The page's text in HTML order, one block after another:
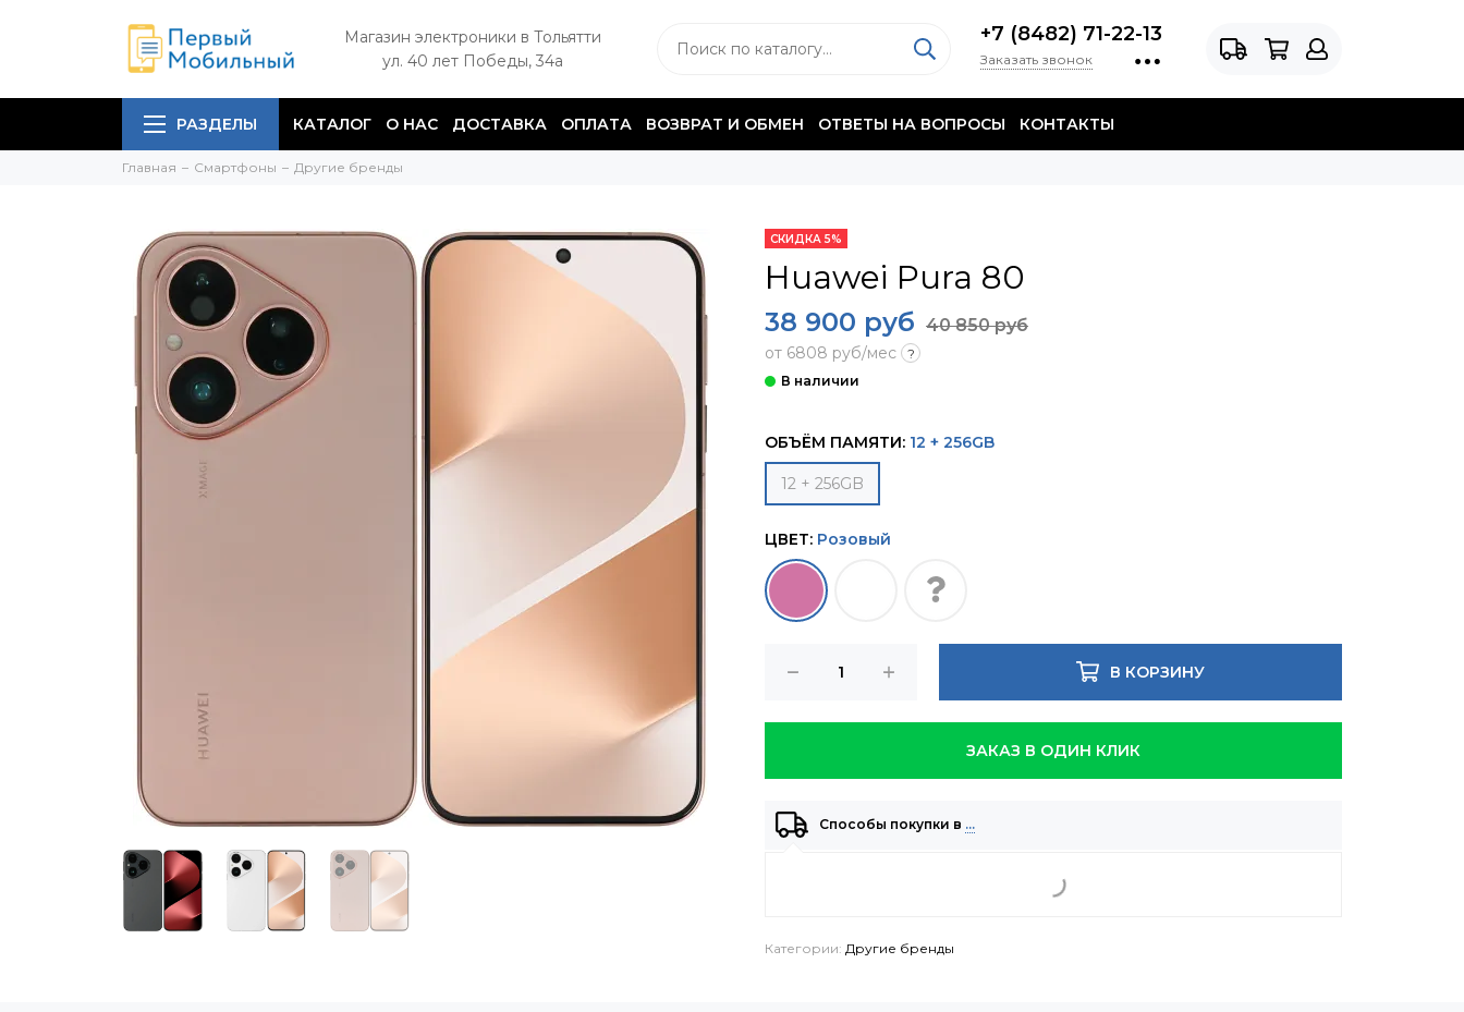
Магазин электроники в Тольятти
ул. 40 лет Победы, 34а
+7 (8482) 71-22-13
Заказать звонок
РАЗДЕЛЫ КАТАЛОГ О НАС ДОСТАВКА ОПЛАТА ВОЗВРАТ И ОБМЕН ОТВЕТЫ НА ВОПРОСЫ КОНТАКТЫ
Главная Смартфоны Другие бренды
СКИДКА 5%
Huawei Pura 80
38 900 руб 40 850 руб
от 6808 руб/мес ?
ОБЪЁМ ПАМЯТИ: 12 + 256GB
12 + 256GB
ЦВЕТ: Розовый
В КОРЗИНУ
ЗАКАЗ В ОДИН КЛИК
Способы покупки в …
Категории: Другие бренды